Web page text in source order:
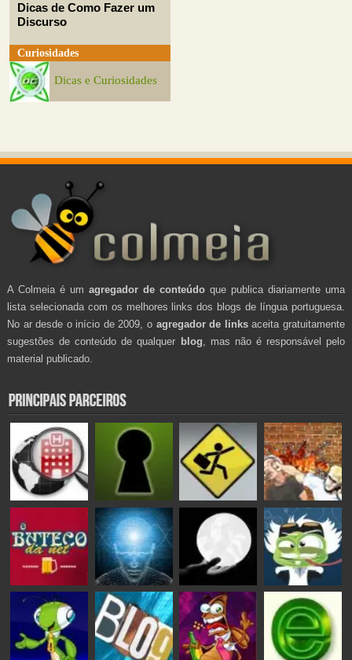
Dicas de Como Fazer um
Discurso
Curiosidades
Dicas e Curiosidades
A Colmeia é um agregador de conteúdo que publica diariamente uma
lista selecionada com os melhores links dos blogs de língua portuguesa.
No ar desde o início de 2009, o agregador de linksaceita gratuitamente
sugestões de conteúdo de qualquer blog , mas não é responsável pelo
material publicado.